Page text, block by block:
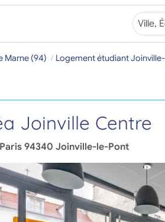
Marne (94) Logement étudiant
Joinville Centre
94340 Joinville-le-Pont